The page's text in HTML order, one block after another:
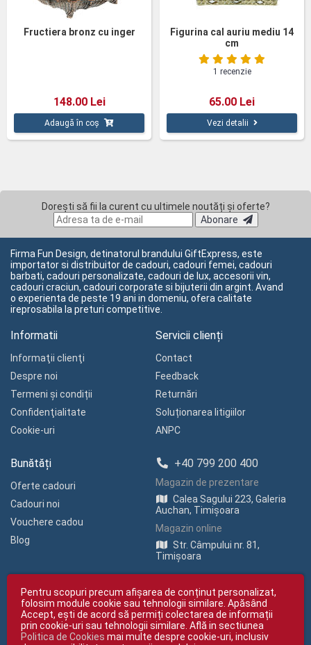
Fructiera bronz cu inger
148.00 Lei
Adaugă în coș
Figurina cal auriu mediu 14
cm
1 recenzie
65.00 Lei
Vezi detalii
Dorești să fii la curent cu ultimele noutăți și oferte?
Abonare
Firma Fun Design, detinatorul brandului GiftExpress, este
importator si distribuitor de cadouri, cadouri femei, cadouri
barbati, cadouri personalizate, cadouri de lux, accesorii vin,
cadouri craciun, cadouri corporate si bijuterii din argint. Avand
o experienta de peste 19 ani in domeniu, ofera calitate
ireprosabila la preturi competitive.
Informatii
Informaţii clienţi
Despre noi
Termeni și condiții
Confidenţialitate
Cookie-uri
Servicii clienți
Contact
Feedback
Returnări
Soluționarea litigiilor
ANPC
Bunătăți
Oferte cadouri
Cadouri noi
Vouchere cadou
Blog
+40 799 200 400
Magazin de prezentare
Calea Sagului 223, Galeria
Auchan, Timișoara
Magazin online
Str. Câmpului nr. 81,
Timișoara
Copyright © giftexpress.ro | Toate drepturile rezervate
Pentru scopuri precum afișarea de conținut personalizat,
folosim module cookie sau tehnologii similare. Apăsând
Accept, ești de acord să permiți colectarea de informații
prin cookie-uri sau tehnologii similare. Află in sectiunea
Politica de Cookies mai multe despre cookie-uri, inclusiv